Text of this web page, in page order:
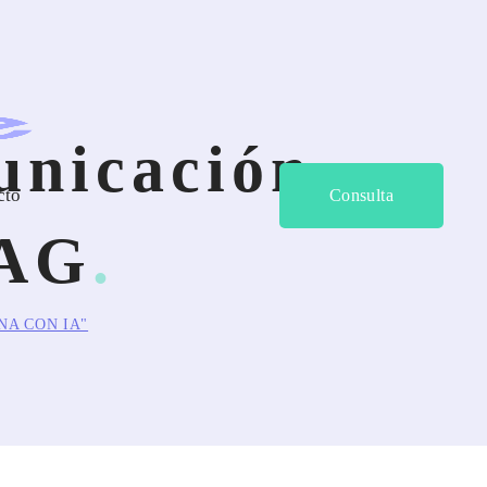
Consulta
CON IA"